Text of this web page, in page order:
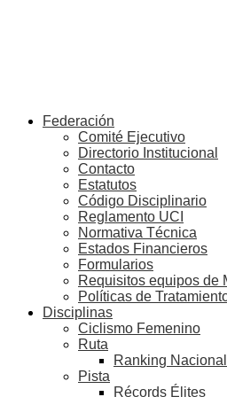
Federación
Comité Ejecutivo
Directorio Institucional
Contacto
Estatutos
Código Disciplinario
Reglamento UCI
Normativa Técnica
Estados Financieros
Formularios
Requisitos equipos de
Políticas de
Disciplinas
Ciclismo Femenino
Ruta
Ranking
Pista
Récords Élites